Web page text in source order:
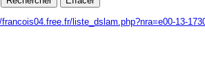
francois04.free.fr/liste_dslam.php?nra=e00-13-